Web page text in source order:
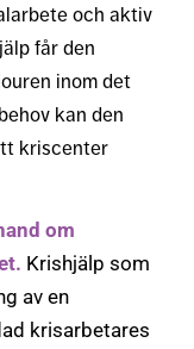
och aktiv
får den
inom det
kan den
kriscenter
om
Krishjälp som
av en
krisarbetares